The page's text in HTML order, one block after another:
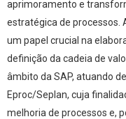
aprimoramento e
estratégica de processos.
um papel crucial na
definição da cadeia de
âmbito da SAP, atuando
Eproc/Seplan, cuja
melhoria de processos e,